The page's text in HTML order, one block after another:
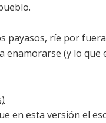
payasos, ríe por
enamorarse (y lo que
en esta versión el